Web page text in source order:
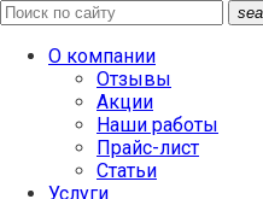
О компании
Отзывы
Акции
Наши работы
Прайс-лист
Статьи
Услуги